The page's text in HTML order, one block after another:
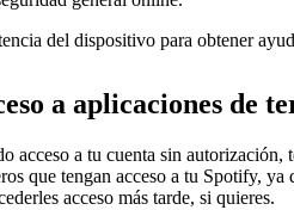
del dispositivo para obtener
a aplicaciones de
acceso a tu cuenta sin autorización,
que tengan acceso a tu Spotify, ya
acceso más tarde, si quieres.